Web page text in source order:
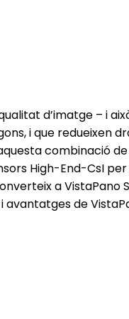
d’imatge – i
i que redueixen
combinació
High-End-CsI
a VistaPano
avantatges de